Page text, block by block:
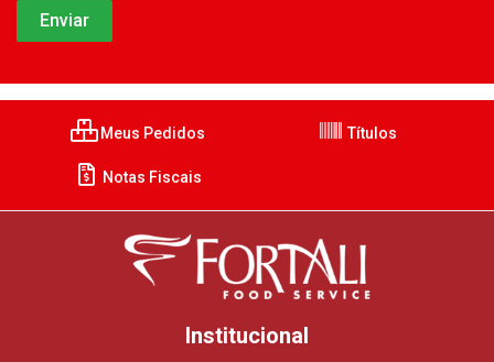
Meus Pedidos Títulos
Notas Fiscais
Institucional